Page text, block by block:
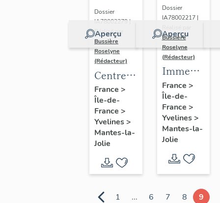
Aperçu
Dossier
IA78002279 |
Réalisé par
Bussière
Roselyne
(Rédacteur)
Centre
social,
actuellement
centre
médico-
social
Frédéric
Chopin
France >
Île-de-
France >
Yvelines>
Mantes-la-
Jolie
Aperçu
Dossier
IA78002217 |
Bussière
Roselyne
(Rédacteur)
Immeubles
de la
Demi-
Lune
France >
Île-de-
France >
Yvelines>
Mantes-la-
Jolie
1 ... 6 7 8 9